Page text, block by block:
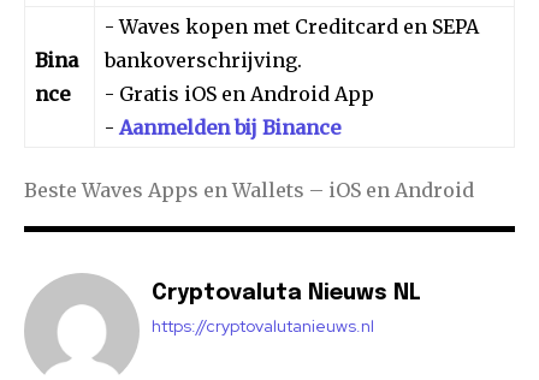
Bina
nce
- Waves kopen met Creditcard en SEPA
bankoverschrijving.
- Gratis iOS en Android App
- Aanmelden bij Binance
Beste Waves Apps en Wallets – iOS en Android
Cryptovaluta Nieuws NL
https://cryptovalutanieuws.nl